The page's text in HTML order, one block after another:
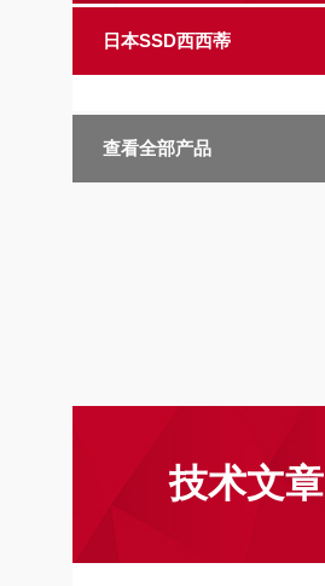
日本SSD西西蒂
查看全部产品
技术文章